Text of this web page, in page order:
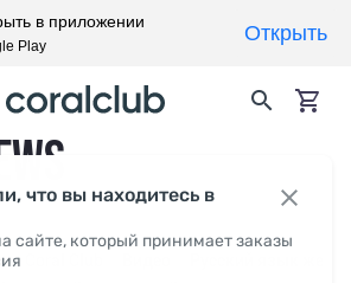
что вы находитесь в
сайте, который принимает заказы
в приложении
Play
Открыть